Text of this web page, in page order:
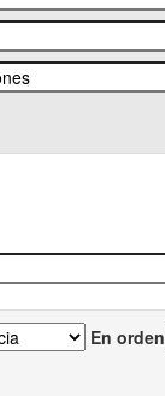
En orden